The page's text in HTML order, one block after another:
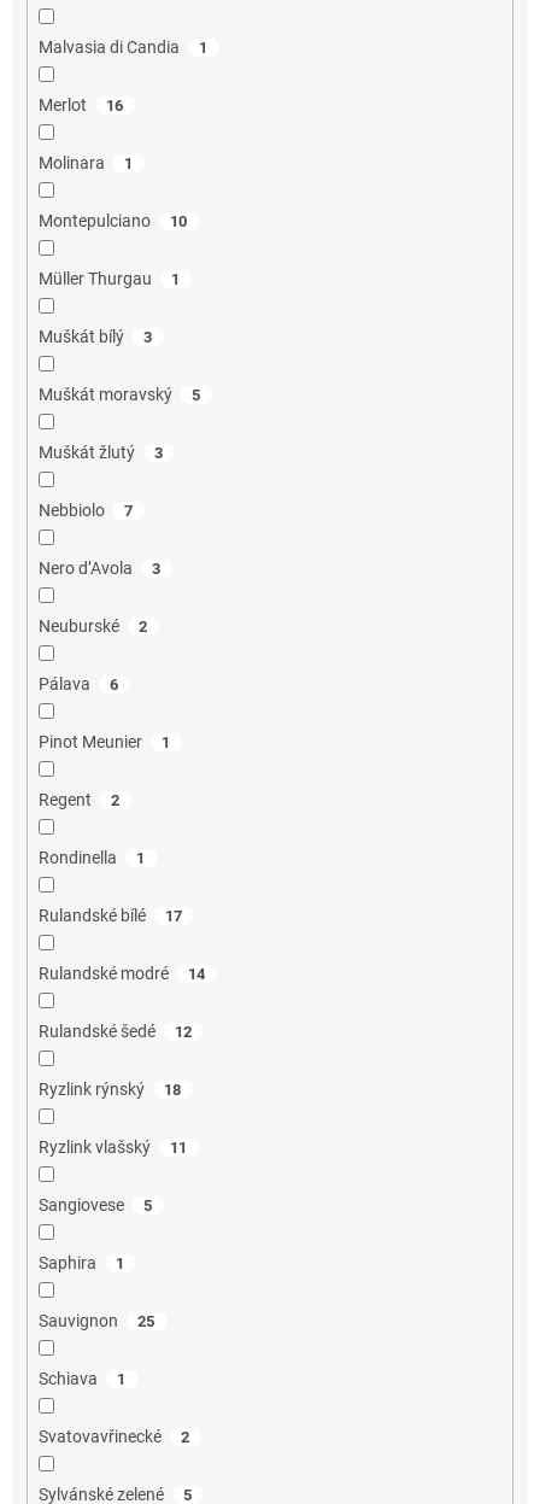
Malvasia di Candia 1
Merlot 16
Molinara 1
Montepulciano 10
Müller Thurgau 1
Muškát bílý 3
Muškát moravský 5
Muškát žlutý 3
Nebbiolo 7
Nero d’Avola 3
Neuburské 2
Pálava 6
Pinot Meunier 1
Regent 2
Rondinella 1
Rulandské bílé 17
Rulandské modré 14
Rulandské šedé 12
Ryzlink rýnský 18
Ryzlink vlašský 11
Sangiovese 5
Saphira 1
Sauvignon 25
Schiava 1
Svatovavřinecké 2
Sylvánské zelené 5